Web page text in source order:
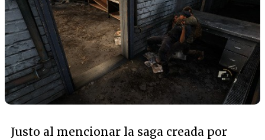
Justo al mencionar la saga creada por